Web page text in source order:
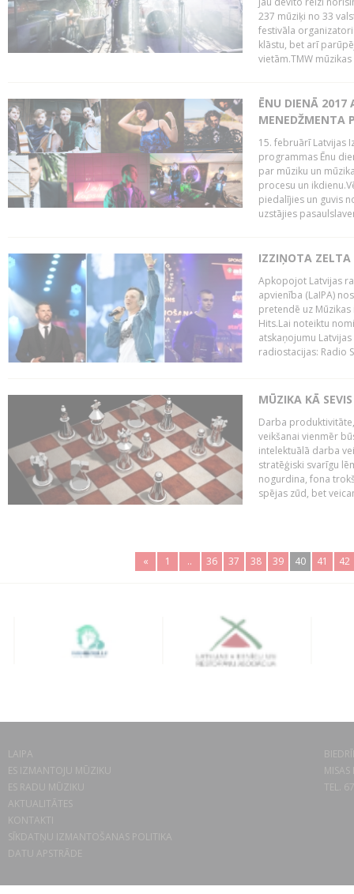
237 mūziķi no 33
festivāla
klāstu, bet arī
vietām.TMW
ĒNU DIENĀ 2017
MENEDŽMENTA
15. februārī Latvijas
programmas Ēnu
par mūziku un
procesu un
piedalījies un guvis
uzstājies
IZZIŅOTA ZELTA
Apkopojot Latvijas
apvienība (LaIPA)
pretendē uz
Hits.Lai noteiktu
atskaņojumu
radiostacijas: Radio
MŪZIKA KĀ
Darba
veikšanai vienmēr
intelektuālā darba
stratēģiski svarīgu
nogurdina, fona
spējas zūd, bet
« 1 .. 36 37 38 39 40 41 42
LAIPA
ES IZMANTOJU MŪZIKU
ES RADU MŪZIKU
AKTUALITĀTES
KONTAKTI
SĪKDATŅU IZMANTOŠANAS POLITIKA
DATU APSTRĀDE
TEL.